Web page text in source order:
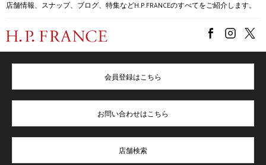
店舗情報、スナップ、ブログ、特集などH.P.FRANCEのすべてをご紹介します。
会員登録はこちら
お問い合わせはこちら
店舗検索